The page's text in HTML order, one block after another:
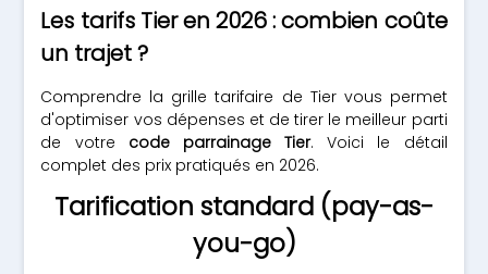
Les tarifs Tier en 2026 : combien coûte
un trajet ?
Comprendre la grille tarifaire de Tier vous permet
d'optimiser vos dépenses et de tirer le meilleur parti
de votre code parrainage Tier. Voici le détail
complet des prix pratiqués en 2026.
Tarification standard (pay-as-
you-go)